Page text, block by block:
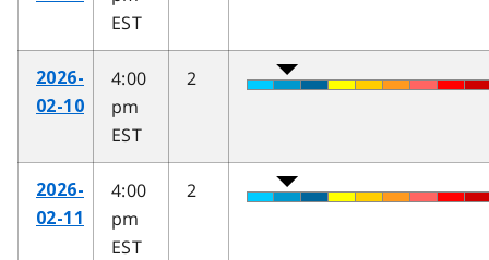
EST
2026-
02-10
4:00
pm
EST
2
2026-
02-11
4:00
pm
EST
2